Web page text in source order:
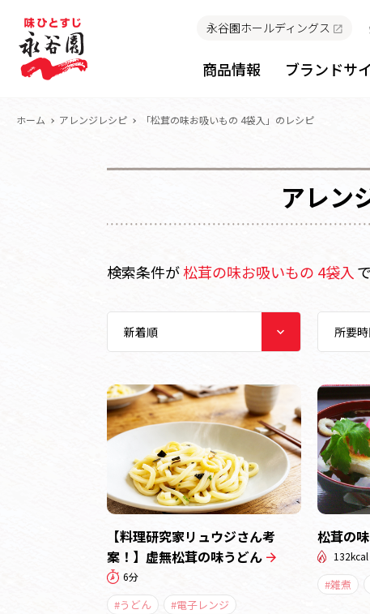
永谷園ホールディングス
商品情報 ブランドサ
ホーム アレンジレシピ 「松茸の味お吸いもの 4袋入」のレシピ
アレン
検索条件が松茸の味お吸いもの 4袋入 で
【料理研究家リュウジさん考
案！】虚無松茸の味うどん
6分
#うどん #電子レンジ
松茸の
132kcal
#雑煮